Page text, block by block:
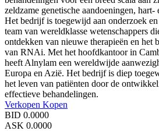
zeldzame genetische aandoeningen, hart-
Het bedrijf is toegewijd aan onderzoek
team van wereldklasse wetenschappers
ontdekken van nieuwe therapieën en het
van RNAi. Met het hoofdkantoor in
heeft Alnylam een wereldwijde
Europa en Azië. Het bedrijf is diep
het leven van patiënten door de
effectieve behandelingen.
Verkopen Kopen
BID 0.0000
ASK 0.0000